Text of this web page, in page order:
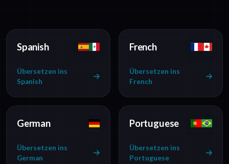
Spanish
Übersetzen ins
Spanish
French
Übersetzen ins
French
German
Übersetzen ins
German
Portuguese
Übersetzen ins
Portuguese